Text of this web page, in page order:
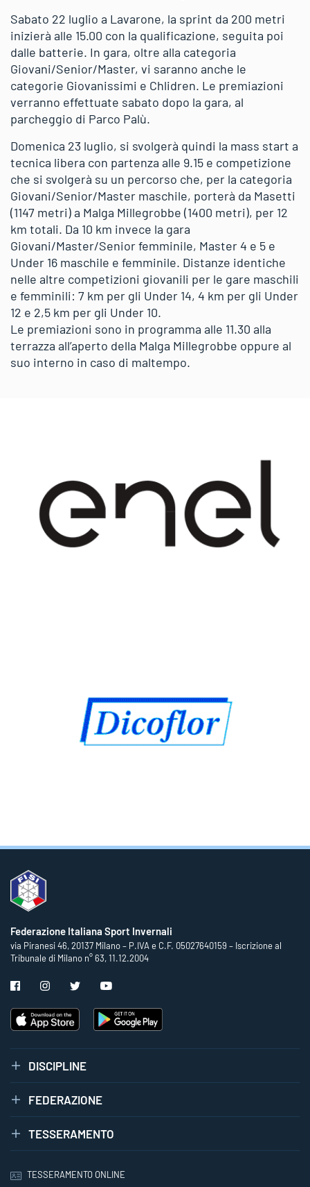
Sabato 22 luglio a Lavarone, la sprint da 200 metri
inizierà alle 15.00 con la qualificazione, seguita poi
dalle batterie. In gara, oltre alla categoria
Giovani/Senior/Master, vi saranno anche le
categorie Giovanissimi e Chlidren. Le premiazioni
verranno effettuate sabato dopo la gara, al
parcheggio di Parco Palù.
Domenica 23 luglio, si svolgerà quindi la mass start a
tecnica libera con partenza alle 9.15 e competizione
che si svolgerà su un percorso che, per la categoria
Giovani/Senior/Master maschile, porterà da Masetti
(1147 metri) a Malga Millegrobbe (1400 metri), per 12
km totali. Da 10 km invece la gara
Giovani/Master/Senior femminile, Master 4 e 5 e
Under 16 maschile e femminile. Distanze identiche
nelle altre competizioni giovanili per le gare maschili
e femminili: 7 km per gli Under 14, 4 km per gli Under
12 e 2,5 km per gli Under 10.
Le premiazioni sono in programma alle 11.30 alla
terrazza all’aperto della Malga Millegrobbe oppure al
suo interno in caso di maltempo.
Federazione Italiana Sport Invernali
via Piranesi 46, 20137 Milano – P.IVA e C.F. 05027640159 – Iscrizione al
Tribunale di Milano n° 63, 11.12.2004
DISCIPLINE
FEDERAZIONE
TESSERAMENTO
TESSERAMENTO ONLINE